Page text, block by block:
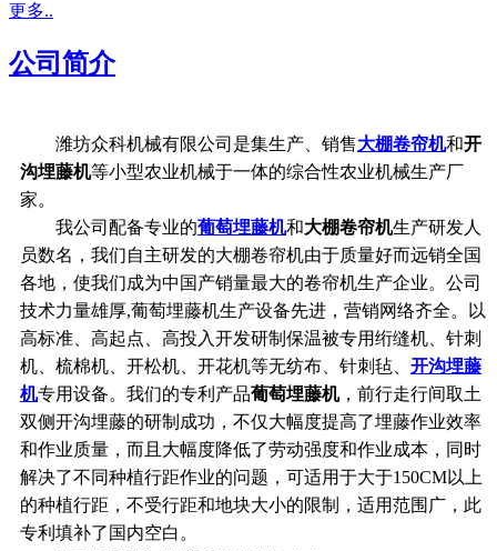
更多..
公司简介
潍坊众科机械有限公司是集生产、销售大棚卷帘机和开
沟埋藤机等小型农业机械于一体的综合性农业机械生产厂
家。
我公司配备专业的葡萄埋藤机和大棚卷帘机生产研发人
员数名，我们自主研发的大棚卷帘机由于质量好而远销全国
各地，使我们成为中国产销量最大的卷帘机生产企业。公司
技术力量雄厚,葡萄埋藤机生产设备先进，营销网络齐全。以
高标准、高起点、高投入开发研制保温被专用绗缝机、针刺
机、梳棉机、开松机、开花机等无纺布、针刺毡、 开沟埋藤
机专用设备。我们的专利产品葡萄埋藤机，前行走行间取土
双侧开沟埋藤的研制成功，不仅大幅度提高了埋藤作业效率
和作业质量，而且大幅度降低了劳动强度和作业成本，同时
解决了不同种植行距作业的问题，可适用于大于150CM以上
的种植行距，不受行距和地块大小的限制，适用范围广，此
专利填补了国内空白。